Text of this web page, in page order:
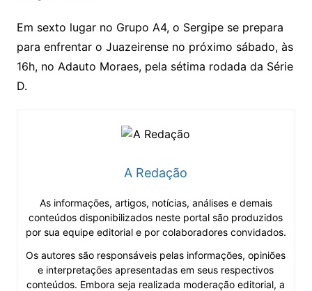
Em sexto lugar no Grupo A4, o Sergipe se prepara
para enfrentar o Juazeirense no próximo sábado, às
16h, no Adauto Moraes, pela sétima rodada da Série
D.
A Redação
As informações, artigos, notícias, análises e demais
conteúdos disponibilizados neste portal são produzidos
por sua equipe editorial e por colaboradores convidados.
Os autores são responsáveis pelas informações, opiniões
e interpretações apresentadas em seus respectivos
conteúdos. Embora seja realizada moderação editorial, a